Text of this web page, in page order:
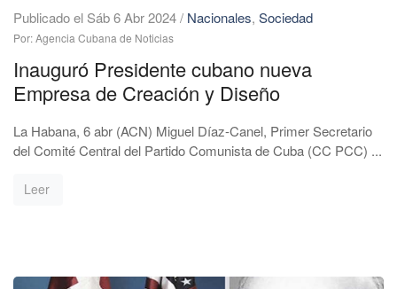
Publicado el Sáb 6 Abr 2024/ Nacionales, Sociedad
Por: Agencia Cubana de Noticias
Inauguró Presidente cubano nueva
Empresa de Creación y Diseño
La Habana, 6 abr (ACN) Miguel Díaz-Canel, Primer Secretario
del Comité Central del Partido Comunista de Cuba (CC PCC) ...
Leer